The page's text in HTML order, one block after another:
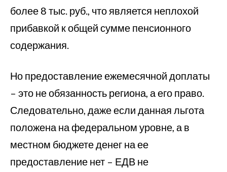
более 8 тыс. руб., что является неплохой
прибавкой к общей сумме пенсионного
содержания.
Но предоставление ежемесячной доплаты
– это не обязанность региона, а его право.
Следовательно, даже если данная льгота
положена на федеральном уровне, а в
местном бюджете денег на ее
предоставление нет – ЕДВ не